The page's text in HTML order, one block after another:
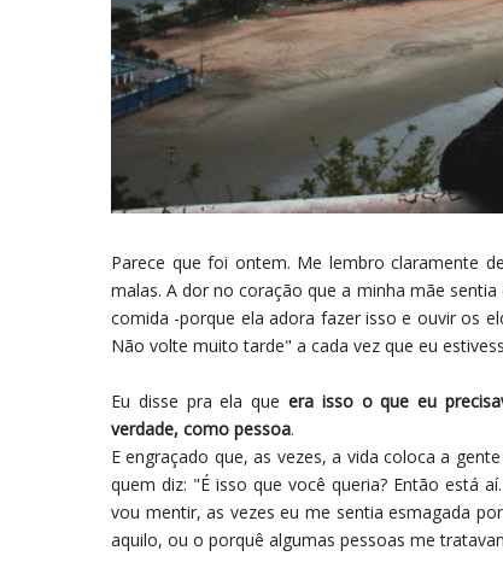
Parece que foi ontem. Me lembro claramente
malas. A dor no coração que a minha mãe
comida -porque ela adora fazer isso e ouvir os
Não volte muito tarde" a cada vez que eu
Eu disse pra ela que era isso o que eu
verdade, como pessoa.
E engraçado que, as vezes, a vida coloca a
quem diz: "É isso que você queria? Então está
vou mentir, as vezes eu me sentia esmagada
aquilo, ou o porquê algumas pessoas me